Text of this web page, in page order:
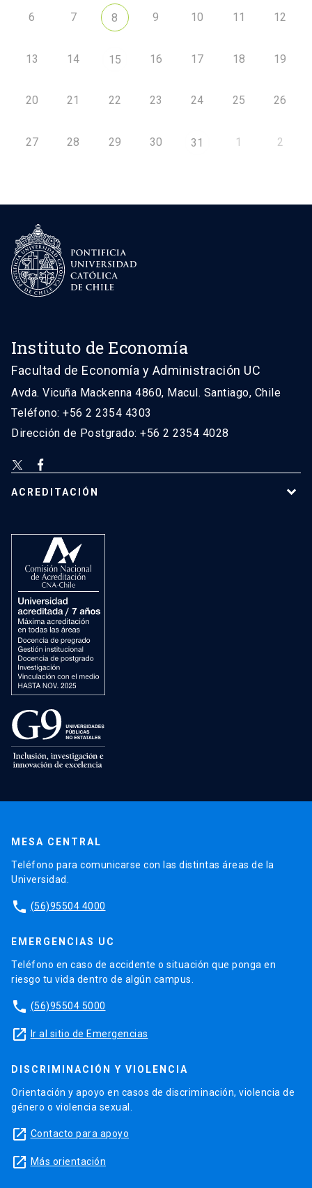
6 7 8 9 10 11 12
13 14 15 16 17 18 19
20 21 22 23 24 25 26
27 28 29 30 31 1 2
Instituto de Economía
Facultad de Economía y Administración UC
Avda. Vicuña Mackenna 4860, Macul. Santiago, Chile
Teléfono: +56 2 2354 4303
Dirección de Postgrado: +56 2 2354 4028
ACREDITACIÓN
MESA CENTRAL
Teléfono para comunicarse con las distintas áreas de la
Universidad.
phone (56)95504 4000
EMERGENCIAS UC
Teléfono en caso de accidente o situación que ponga en
riesgo tu vida dentro de algún campus.
phone (56)95504 5000
launch Ir al sitio de Emergencias
DISCRIMINACIÓN Y VIOLENCIA
Orientación y apoyo en casos de discriminación, violencia de
género o violencia sexual.
launch Contacto para apoyo
launch Más orientación